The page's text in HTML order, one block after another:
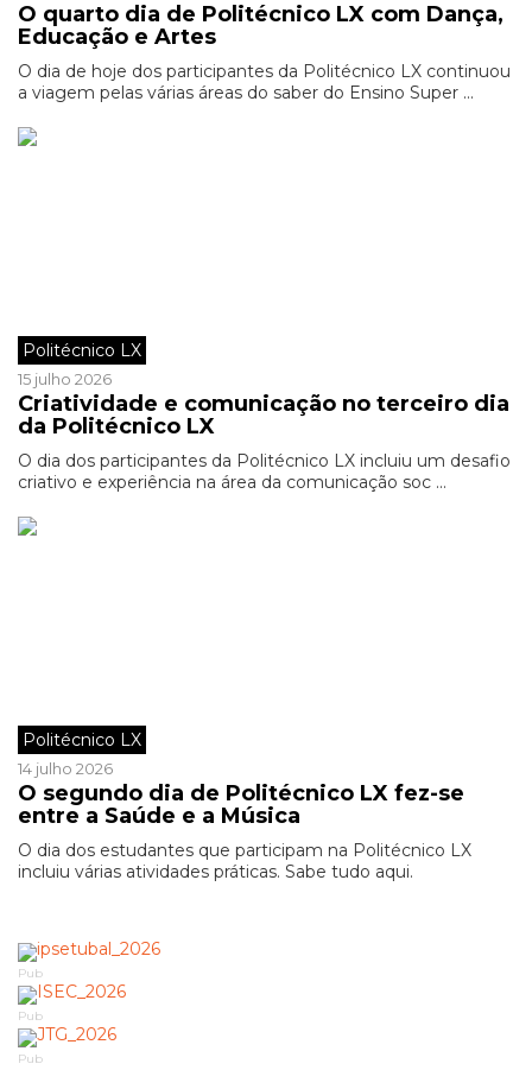
O quarto dia de Politécnico LX com Dança,
Educação e Artes
O dia de hoje dos participantes da Politécnico LX continuou
a viagem pelas várias áreas do saber do Ensino Super ...
Politécnico LX
15 julho 2026
Criatividade e comunicação no terceiro dia
da Politécnico LX
O dia dos participantes da Politécnico LX incluiu um desafio
criativo e experiência na área da comunicação soc ...
Politécnico LX
14 julho 2026
O segundo dia de Politécnico LX fez-se
entre a Saúde e a Música
O dia dos estudantes que participam na Politécnico LX
incluiu várias atividades práticas. Sabe tudo aqui.
Pub
Pub
Pub